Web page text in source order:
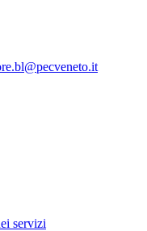
servizi